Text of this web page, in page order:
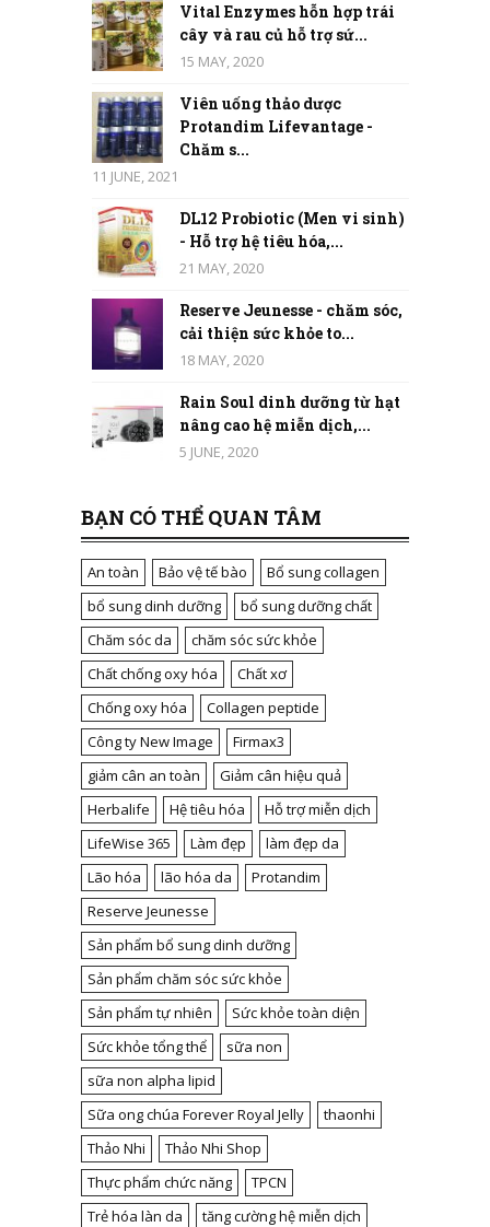
Vital Enzymes hỗn hợp trái
cây và rau củ hỗ trợ sứ...
15 MAY, 2020
Viên uống thảo dược
Protandim Lifevantage -
Chăm s...
11 JUNE, 2021
DL12 Probiotic (Men vi sinh)
- Hỗ trợ hệ tiêu hóa,...
21 MAY, 2020
Reserve Jeunesse - chăm sóc,
cải thiện sức khỏe to...
18 MAY, 2020
Rain Soul dinh dưỡng từ hạt
nâng cao hệ miễn dịch,...
5 JUNE, 2020
BẠN CÓ THỂ QUAN TÂM
An toàn Bảo vệ tế bào
Bổ sung collagen
bổ sung dinh dưỡng
bổ sung dưỡng chất
Chăm sóc da
chăm sóc sức khỏe
Chất chống oxy hóa
Chất xơ
Chống oxy hóa
Collagen peptide
Công ty New Image
Firmax3
giảm cân an toàn
Giảm cân hiệu quả
Herbalife
Hệ tiêu hóa
Hỗ trợ miễn dịch
LifeWise 365
Làm đẹp
làm đẹp da
Lão hóa
lão hóa da
Protandim
Reserve Jeunesse
Sản phẩm bổ sung dinh dưỡng
Sản phẩm chăm sóc sức khỏe
Sản phẩm tự nhiên
Sức khỏe toàn diện
Sức khỏe tổng thể
sữa non
sữa non alpha lipid
Sữa ong chúa Forever Royal Jelly
thaonhi
Thảo Nhi
Thảo Nhi Shop
Thực phẩm chức năng
TPCN
Trẻ hóa làn da
tăng cường hệ miễn dịch